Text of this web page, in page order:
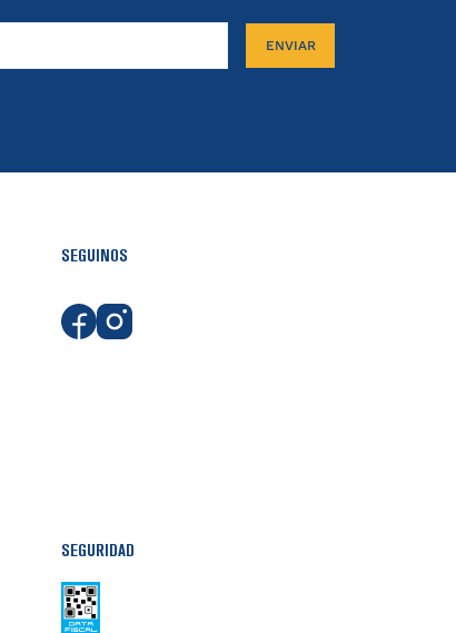
ENVIAR
SEGUINOS
SEGURIDAD